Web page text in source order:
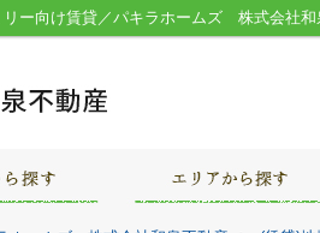
ー向け賃貸／パキラホームズ 株式会社和